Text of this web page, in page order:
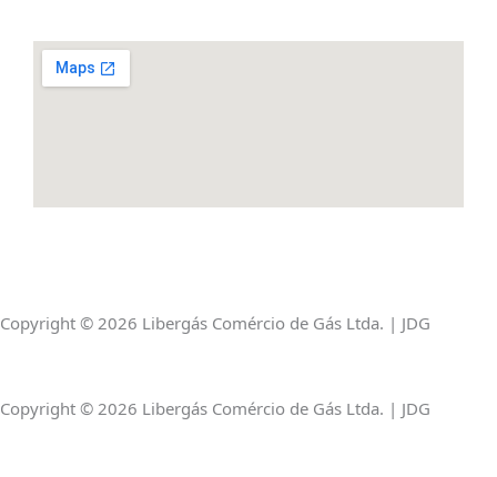
s
g
a
m
c
o
k
-
f
a
a
p
Copyright © 2026 Libergás Comércio de Gás Ltda. | JDG
Copyright © 2026 Libergás Comércio de Gás Ltda. | JDG